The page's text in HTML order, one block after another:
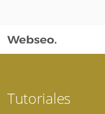
Tutoriales09:30 AM A